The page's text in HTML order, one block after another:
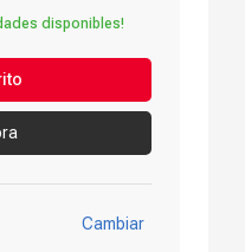
disponibles!
Cambiar